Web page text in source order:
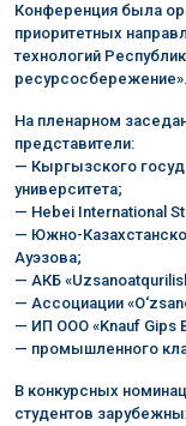
Конференция была
приоритетных
технологий
ресурсосбережение».
На пленарном
представители:
— Кыргызского
университета;
— Hebei International
— Южно-
Ауэзова;
— АКБ
— Ассоциации
— ИП ООО «Knauf Gips
— промышленного
В конкурсных
студентов